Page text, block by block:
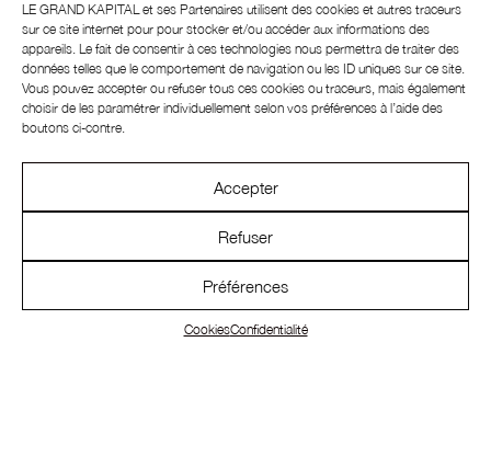
LE GRAND KAPITAL et ses Partenaires utilisent des cookies et autres traceurs
sur ce site internet pour pour stocker et/ou accéder aux informations des
appareils. Le fait de consentir à ces technologies nous permettra de traiter des
données telles que le comportement de navigation ou les ID uniques sur ce site.
Vous pouvez accepter ou refuser tous ces cookies ou traceurs, mais également
choisir de les paramétrer individuellement selon vos préférences à l’aide des
boutons ci-contre.
Accepter
Refuser
Préférences
CookiesConfidentialité
Un exercice auquel la maison s’est déjà livrée en 2017
avec un diamant de 342 carats nomméQueen of
Kalahari, rapport au désert africain où il a été trouvé. Une
aventure extraordinaire qui a donné naissance à
l’incroyable parureGarden Of Kalahariconçue à partir de
familiale compte bien réitérer avecInsofu, qui représente
un challenge encore plus grand du fait de sa taille, de sa
couleur et de sa fragilité. La Maison se donne une année
pour nous présenter en 2023 les joyaux finaux de ce
travail millénaire de la Terre.
Autre star de la présentation, un diamant rose de 10,33
carats que la maison a baptistéRose De Caroline